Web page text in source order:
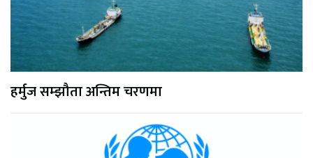
हर्मुज सम्झौता अन्तिम चरणमा